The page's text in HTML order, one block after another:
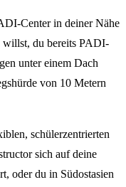
Center in deiner Nähe
willst, du bereits PADI-
unter einem Dach
von 10 Metern
schülerzentrierten
sich auf deine
oder du in Südostasien